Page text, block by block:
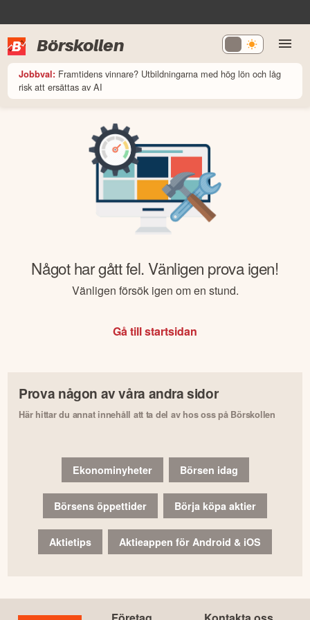
Börskollen
Jobbval: Framtidens vinnare? Utbildningarna med hög lön och låg
risk att ersättas av AI
Något har gått fel. Vänligen prova igen!
Vänligen försök igen om en stund.
Gå till startsidan
Prova någon av våra andra sidor
Här hittar du annat innehåll att ta del av hos oss på Börskollen
Ekonominyheter Börsen idag
Börsens öppettider Börja köpa aktier
Aktietips Aktieappen för Android & iOS